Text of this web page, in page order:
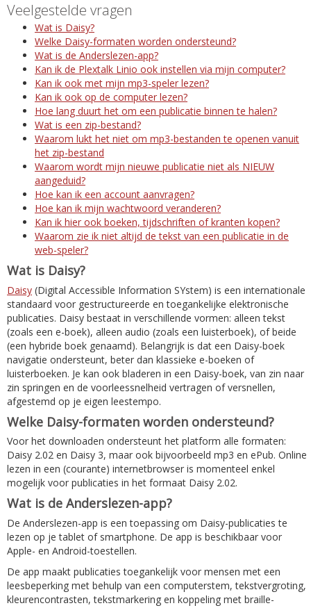
Veelgestelde vragen
Wat is Daisy?
Welke Daisy-formaten worden ondersteund?
Wat is de Anderslezen-app?
Kan ik de Plextalk Linio ook instellen via mijn computer?
Kan ik ook met mijn mp3-speler lezen?
Kan ik ook op de computer lezen?
Hoe lang duurt het om een publicatie binnen te halen?
Wat is een zip-bestand?
Waarom lukt het niet om mp3-bestanden te openen vanuit
het zip-bestand
Waarom wordt mijn nieuwe publicatie niet als NIEUW
aangeduid?
Hoe kan ik een account aanvragen?
Hoe kan ik mijn wachtwoord veranderen?
Kan ik hier ook boeken, tijdschriften of kranten kopen?
Waarom zie ik niet altijd de tekst van een publicatie in de
web-speler?
Wat is Daisy?
Daisy (Digital Accessible Information SYstem) is een internationale
standaard voor gestructureerde en toegankelijke elektronische
publicaties. Daisy bestaat in verschillende vormen: alleen tekst
(zoals een e-boek), alleen audio (zoals een luisterboek), of beide
(een hybride boek genaamd). Belangrijk is dat een Daisy-boek
navigatie ondersteunt, beter dan klassieke e-boeken of
luisterboeken. Je kan ook bladeren in een Daisy-boek, van zin naar
zin springen en de voorleessnelheid vertragen of versnellen,
afgestemd op je eigen leestempo.
Welke Daisy-formaten worden ondersteund?
Voor het downloaden ondersteunt het platform alle formaten:
Daisy 2.02 en Daisy 3, maar ook bijvoorbeeld mp3 en ePub. Online
lezen in een (courante) internetbrowser is momenteel enkel
mogelijk voor publicaties in het formaat Daisy 2.02.
Wat is de Anderslezen-app?
De Anderslezen-app is een toepassing om Daisy-publicaties te
lezen op je tablet of smartphone. De app is beschikbaar voor
Apple- en Android-toestellen.
De app maakt publicaties toegankelijk voor mensen met een
leesbeperking met behulp van een computerstem, tekstvergroting,
kleurencontrasten, tekstmarkering en koppeling met braille-